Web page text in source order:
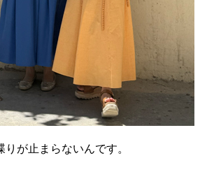
が止まらないんです。